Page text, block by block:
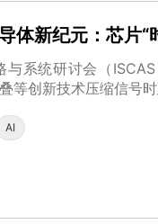
体新纪元：芯片“
系统研讨会（
等创新技术压缩信号
AI